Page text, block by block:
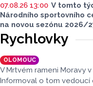
07.08.26 13:00 V tomto
Národního sportovního
na novou sezónu 2026/
Rychlovky
OLOMOUC
V Mrtvém rameni Moravy
Informoval o tom